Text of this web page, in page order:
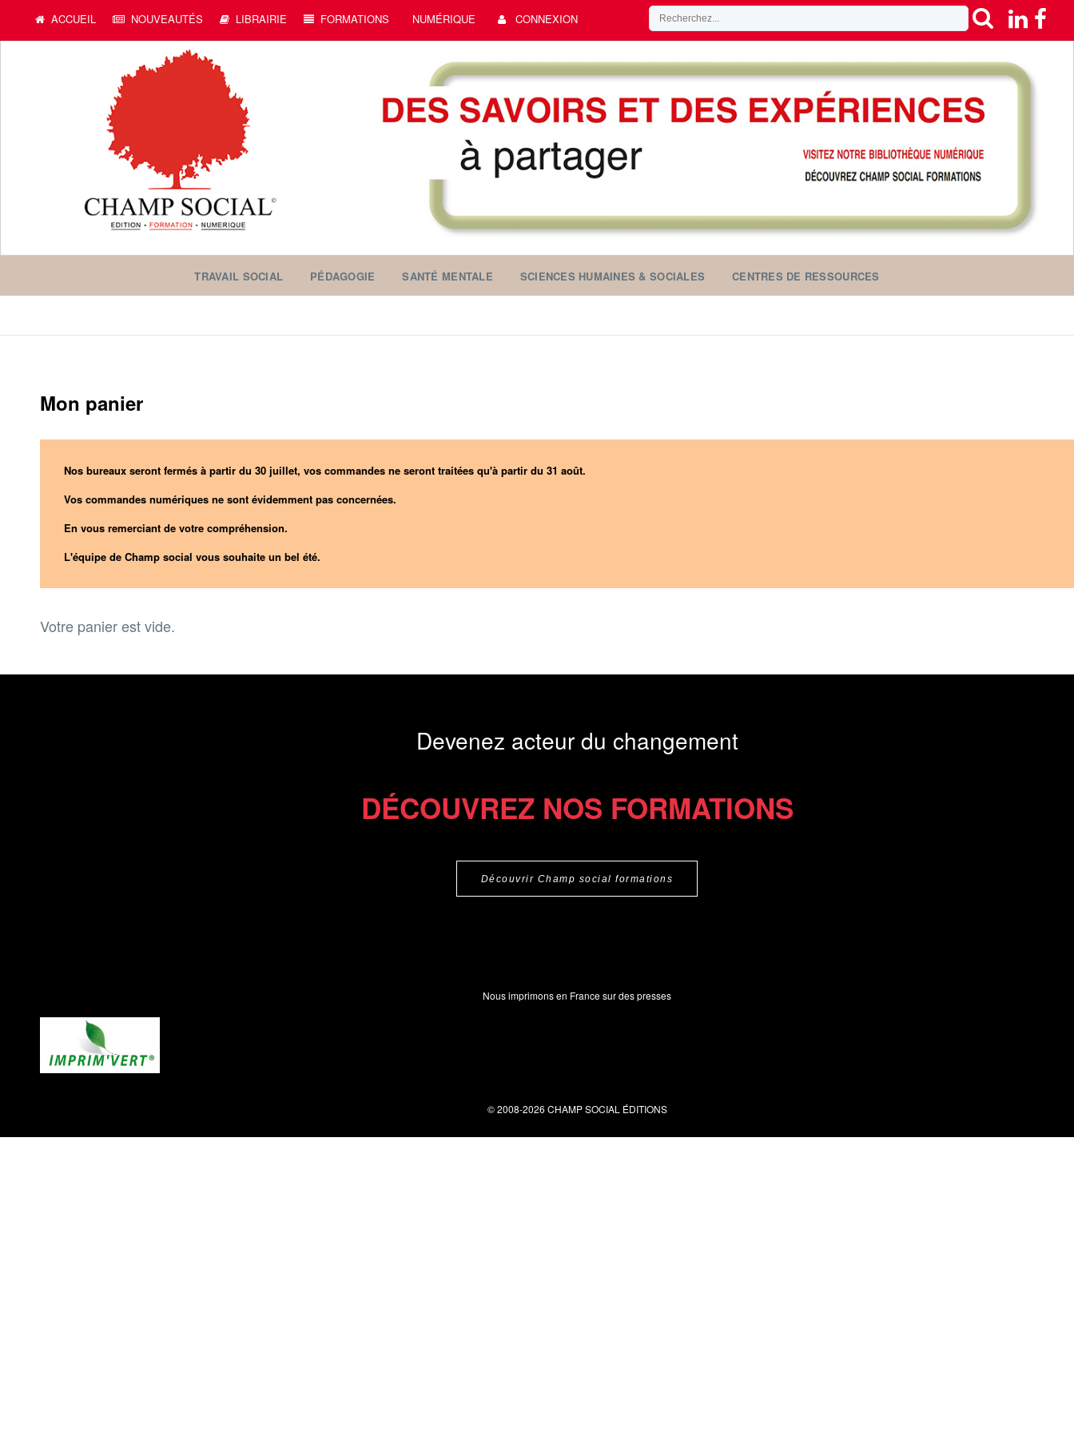
ACCUEIL NOUVEAUTÉS LIBRAIRIE FORMATIONS NUMÉRIQUE CONNEXION
TRAVAIL SOCIAL PÉDAGOGIE SANTÉ MENTALE SCIENCES HUMAINES & SOCIALES CENTRES DE RESSOURCES
Mon panier
Nos bureaux seront fermés à partir du 30 juillet, vos commandes ne seront traitées qu'à partir du 31 août.
Vos commandes numériques ne sont évidemment pas concernées.
En vous remerciant de votre compréhension.
L'équipe de Champ social vous souhaite un bel été.
Votre panier est vide.
Devenez acteur du changement
DÉCOUVREZ NOS FORMATIONS
Découvrir Champ social formations
Nous imprimons en France sur des presses
© 2008-2026 CHAMP SOCIAL ÉDITIONS